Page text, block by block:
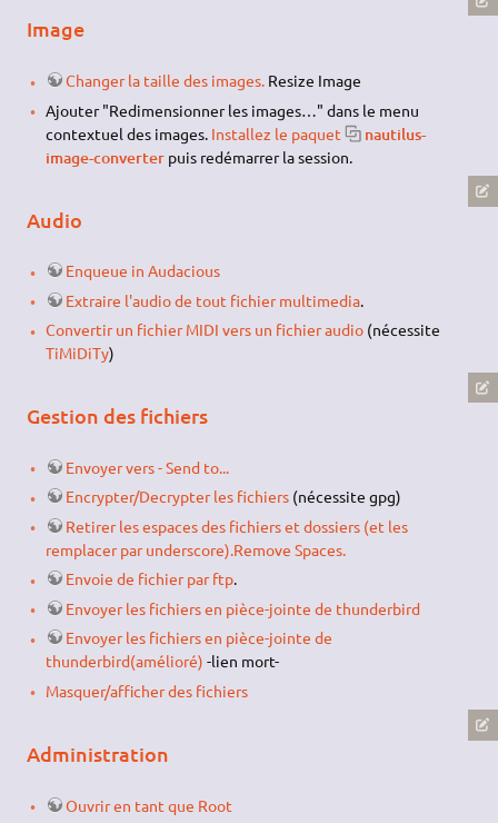
Image
Changer la taille des images.Resize Image
Ajouter "Redimensionner les images…" dans le menu
contextuel des images. Installez le paquet
nautilus-
image-converterpuis redémarrer la session.
Audio
Enqueue in Audacious
Extraire l'audio de tout fichier multimedia.
Convertir un fichier MIDI vers un fichier audio(nécessite
TiMiDiTy)
Gestion des fichiers
Envoyer vers - Send to...
Encrypter/Decrypter les fichiers(nécessite gpg)
Retirer les espaces des fichiers et dossiers (et les
remplacer par underscore).Remove Spaces.
Envoie de fichier par ftp.
Envoyer les fichiers en pièce-jointe de thunderbird
Envoyer les fichiers en pièce-jointe de
thunderbird(amélioré) -lien mort-
Masquer/afficher des fichiers
Administration
Ouvrir en tant que Root